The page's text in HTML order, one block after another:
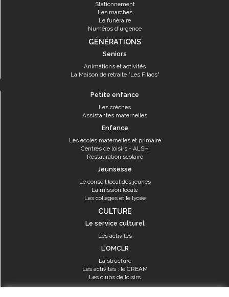
Stationnement
Les marchés
Le funéraire
Numéros d'urgence
GÉNÉRATIONS
Seniors
Animations et activités
La Maison de retraite "Les Filaos"
Petite enfance
Les crèches
Assistantes maternelles
Enfance
Les écoles maternelles et primaire
Centres de loisirs - ALSH
Restauration scolaire
Jeunsesse
Le conseil local des jeunes
La mission locale
Les collèges et le lycée
CULTURE
Le service culturel
Les activités
L'OMCLR
La structure
Les activités : le CREAM
Les clubs de loisirs
SPORT